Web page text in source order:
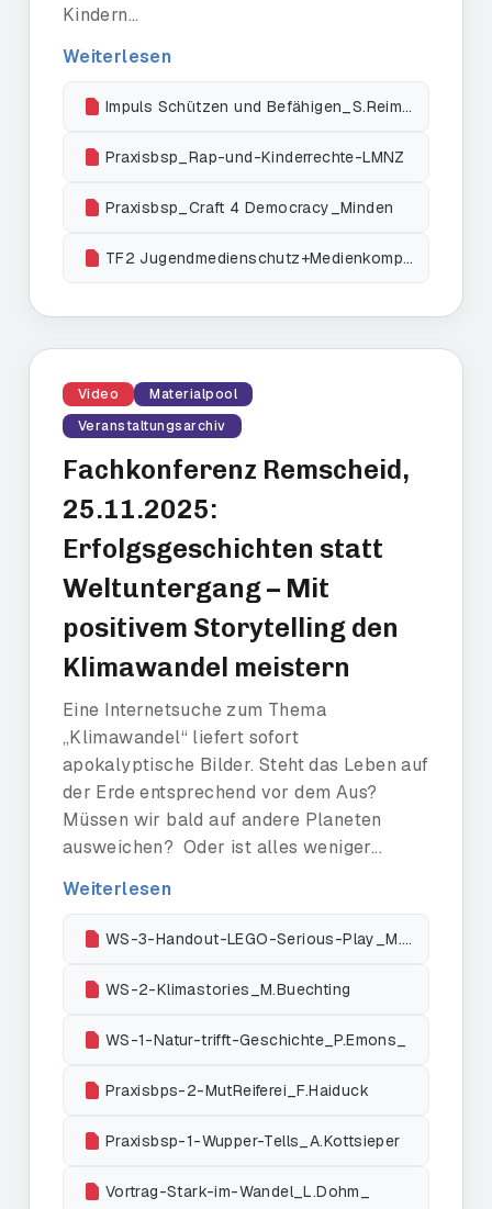
Kindern...
Weiterlesen
Impuls Schützen und Befähigen_S.Reimers AKJS Brandenburg
Praxisbsp_Rap-und-Kinderrechte-LMNZ
Praxisbsp_Craft 4 Democracy_Minden
TF2 Jugendmedienschutz+Medienkompetenzfördg_JFF
Video
Materialpool
Veranstaltungsarchiv
Fachkonferenz Remscheid,
25.11.2025:
Erfolgsgeschichten statt
Weltuntergang – Mit
positivem Storytelling den
Klimawandel meistern
Eine Internetsuche zum Thema
„Klimawandel“ liefert sofort
apokalyptische Bilder. Steht das Leben auf
der Erde entsprechend vor dem Aus?
Müssen wir bald auf andere Planeten
ausweichen? Oder ist alles weniger...
Weiterlesen
WS-3-Handout-LEGO-Serious-Play_M.-Barsakidis
WS-2-Klimastories_M.Buechting
WS-1-Natur-trifft-Geschichte_P.Emons_
Praxisbps-2-MutReiferei_F.Haiduck
Praxisbsp-1-Wupper-Tells_A.Kottsieper
Vortrag-Stark-im-Wandel_L.Dohm_